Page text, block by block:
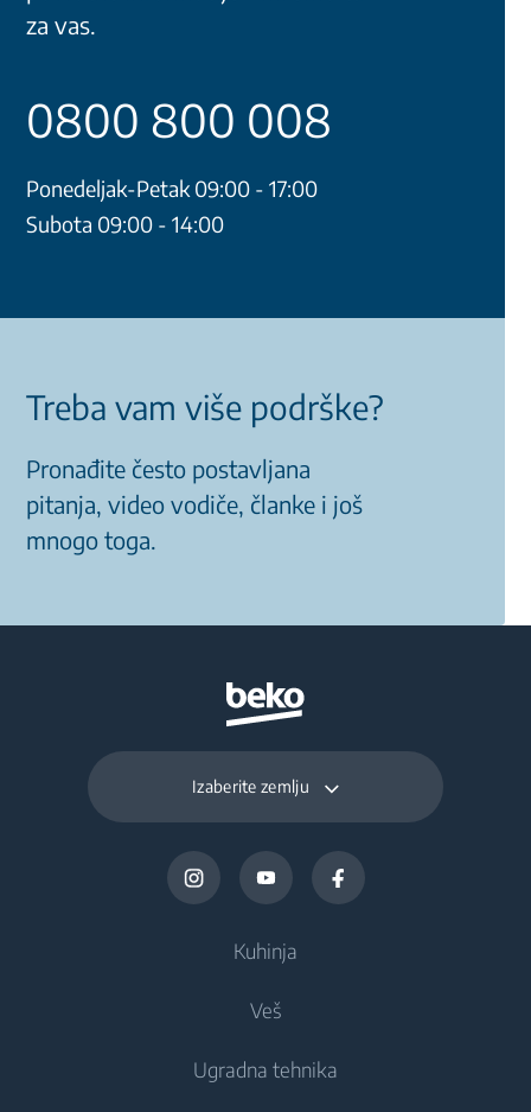
za vas.
0800 800 008
Ponedeljak-Petak 09:00 - 17:00
Subota 09:00 - 14:00
Treba vam više podrške?
Pronađite često postavljana
pitanja, video vodiče, članke i još
mnogo toga.
Izaberite zemlju
Kuhinja
Frižideri
Veš
Mašine za pranje veša
Ugradna tehnika